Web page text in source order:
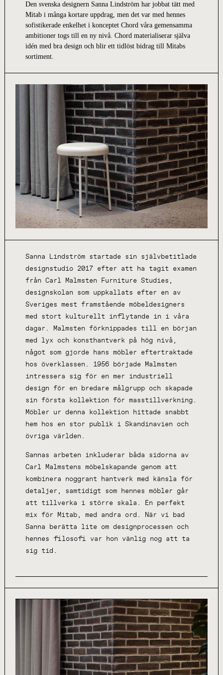
Den svenska designern Sanna Lindström har jobbat tätt med
Mitab i många kortare uppdrag, men det var med hennes
sofistikerade enkelhet i konceptet Chord våra gemensamma
ambitioner togs till en ny nivå. Chord materialiserar själva
idén med bra design och blir ett tidlöst bidrag till Mitabs
sortiment.
Sanna Lindström startade sin självbetitlade
designstudio 2017 efter att ha tagit examen
från Carl Malmsten Furniture Studies,
designskolan som uppkallats efter en av
Sveriges mest framstående möbeldesigners
med stort kulturellt inflytande in i våra
dagar. Malmsten förknippades till en början
med lyx och konsthantverk på hög nivå,
något som gjorde hans möbler eftertraktade
hos överklassen. 1956 började Malmsten
intressera sig för en mer industriell
design för en bredare målgrupp och skapade
sin första kollektion för masstillverkning.
Möbler ur denna kollektion hittade snabbt
hem hos en stor publik i Skandinavien och
övriga världen.
Sannas arbeten inkluderar båda sidorna av
Carl Malmstens möbelskapande genom att
kombinera noggrant hantverk med känsla för
detaljer, samtidigt som hennes möbler går
att tillverka i större skala. En perfekt
mix för Mitab, med andra ord. När vi bad
Sanna berätta lite om designprocessen och
hennes filosofi var hon vänlig nog att ta
sig tid.